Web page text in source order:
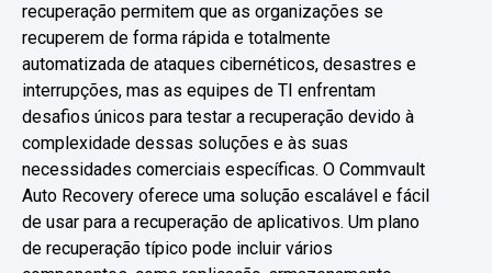
recuperação permitem que as organizações se
recuperem de forma rápida e totalmente
automatizada de ataques cibernéticos, desastres e
interrupções, mas as equipes de TI enfrentam
desafios únicos para testar a recuperação devido à
complexidade dessas soluções e às suas
necessidades comerciais específicas. O Commvault
Auto Recovery oferece uma solução escalável e fácil
de usar para a recuperação de aplicativos. Um plano
de recuperação típico pode incluir vários